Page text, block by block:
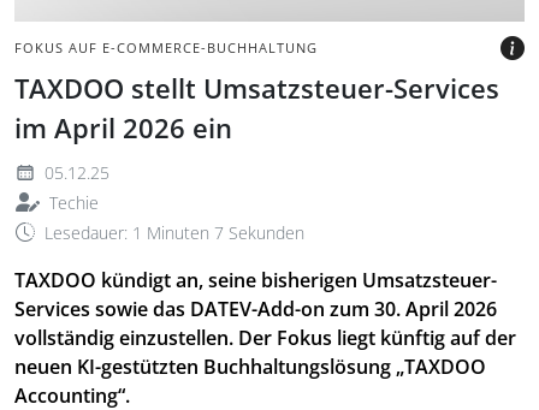
FOKUS AUF E-COMMERCE-BUCHHALTUNG
TAXDOO stellt Umsatzsteuer-Services
im April 2026 ein
05.12.25
Techie
Lesedauer: 1 Minuten 7 Sekunden
TAXDOO kündigt an, seine bisherigen Umsatzsteuer-
Services sowie das DATEV-Add-on zum 30. April 2026
vollständig einzustellen. Der Fokus liegt künftig auf der
neuen KI-gestützten Buchhaltungslösung „TAXDOO
Accounting“.